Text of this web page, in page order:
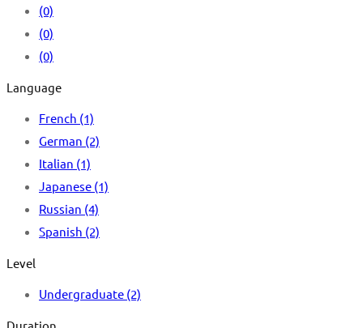
(0)
(0)
(0)
Language
French (1)
German (2)
Italian (1)
Japanese (1)
Russian (4)
Spanish (2)
Level
Undergraduate (2)